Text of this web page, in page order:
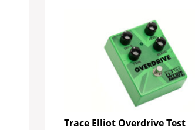
Trace Elliot Overdrive Test